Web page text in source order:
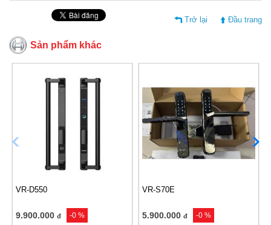
Trở lại Đầu trang
Sản phẩm khác
VR-D550
9.900.000 đ -0 %
VR-S70E
5.900.000 đ -0 %